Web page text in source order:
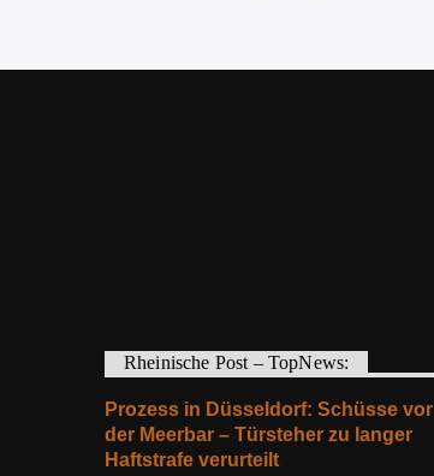
Rheinische Post – TopNews:
Prozess in Düsseldorf: Schüsse vor
der Meerbar – Türsteher zu langer
Haftstrafe verurteilt